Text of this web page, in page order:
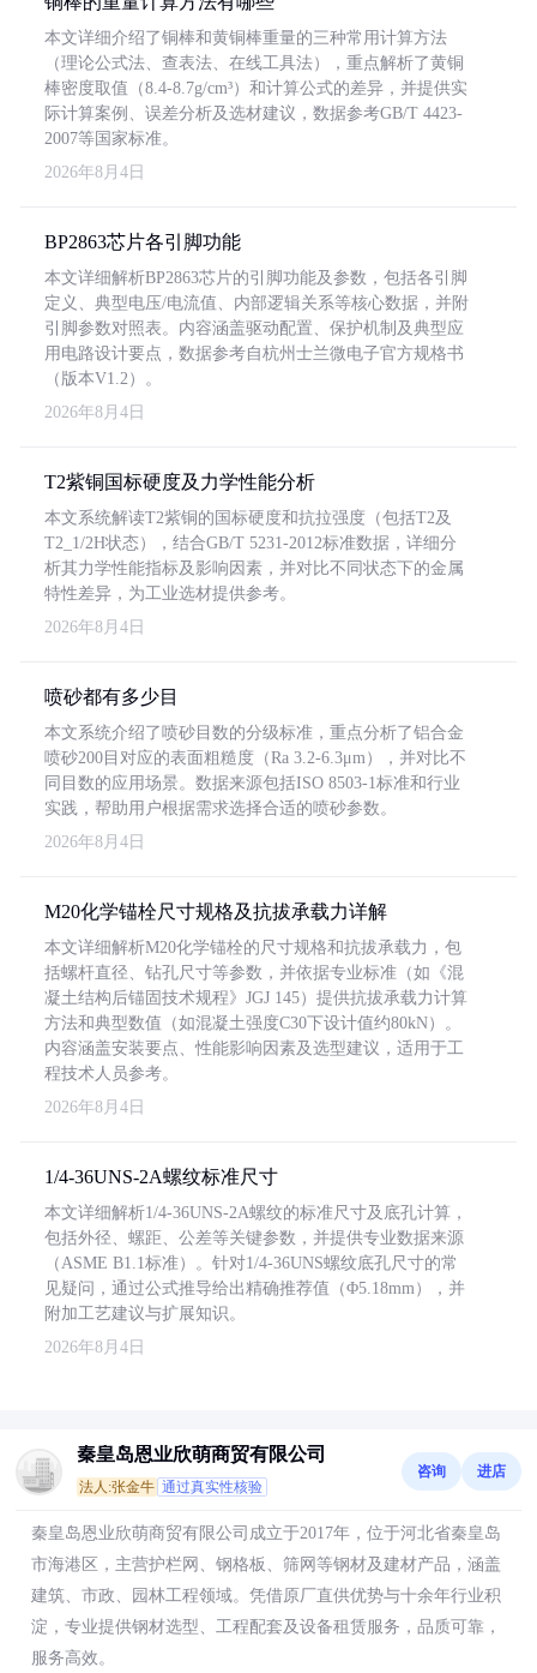
本文详细介绍了铜棒和黄铜棒重量的三种常用计算方法
（理论公式法、查表法、在线工具法），重点解析了黄铜
棒密度取值（8.4-8.7g/cm³）和计算公式的差异，并提供实
际计算案例、误差分析及选材建议，数据参考GB/T 4423-
2007等国家标准。
2026年8月4日
BP2863芯片各引脚功能
本文详细解析BP2863芯片的引脚功能及参数，包括各引脚
定义、典型电压/电流值、内部逻辑关系等核心数据，并附
引脚参数对照表。内容涵盖驱动配置、保护机制及典型应
用电路设计要点，数据参考自杭州士兰微电子官方规格书
（版本V1.2）。
2026年8月4日
T2紫铜国标硬度及力学性能分析
本文系统解读T2紫铜的国标硬度和抗拉强度（包括T2及
T2_1/2H状态），结合GB/T 5231-2012标准数据，详细分
析其力学性能指标及影响因素，并对比不同状态下的金属
特性差异，为工业选材提供参考。
2026年8月4日
喷砂都有多少目
本文系统介绍了喷砂目数的分级标准，重点分析了铝合金
喷砂200目对应的表面粗糙度（Ra 3.2-6.3μm），并对比不
同目数的应用场景。数据来源包括ISO 8503-1标准和行业
实践，帮助用户根据需求选择合适的喷砂参数。
2026年8月4日
M20化学锚栓尺寸规格及抗拔承载力详解
本文详细解析M20化学锚栓的尺寸规格和抗拔承载力，包
括螺杆直径、钻孔尺寸等参数，并依据专业标准（如《混
凝土结构后锚固技术规程》JGJ 145）提供抗拔承载力计算
方法和典型数值（如混凝土强度C30下设计值约80kN）。
内容涵盖安装要点、性能影响因素及选型建议，适用于工
程技术人员参考。
2026年8月4日
1/4-36UNS-2A螺纹标准尺寸
本文详细解析1/4-36UNS-2A螺纹的标准尺寸及底孔计算，
包括外径、螺距、公差等关键参数，并提供专业数据来源
（ASME B1.1标准）。针对1/4-36UNS螺纹底孔尺寸的常
见疑问，通过公式推导给出精确推荐值（Φ5.18mm），并
附加工艺建议与扩展知识。
2026年8月4日
秦皇岛恩业欣萌商贸有限公司
法人:张金牛 通过真实性核验
咨询 进店
秦皇岛恩业欣萌商贸有限公司成立于2017年，位于河北省秦皇岛
市海港区，主营护栏网、钢格板、筛网等钢材及建材产品，涵盖
建筑、市政、园林工程领域。凭借原厂直供优势与十余年行业积
淀，专业提供钢材选型、工程配套及设备租赁服务，品质可靠，
服务高效。